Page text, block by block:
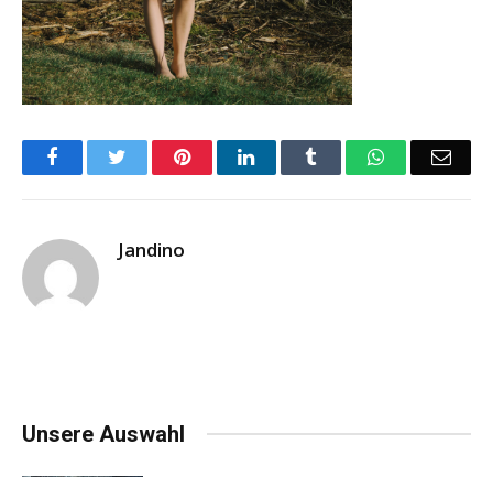
FacebookTwitter PinterestLinkedIn Tumblr WhatsApp
Jandino
Unsere Auswahl